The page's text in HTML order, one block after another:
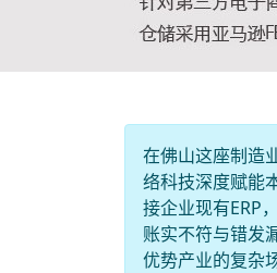
在佛山这座制造
络科技深度赋能
接企业现有ERP
账实不符与错发
优势产业的复杂